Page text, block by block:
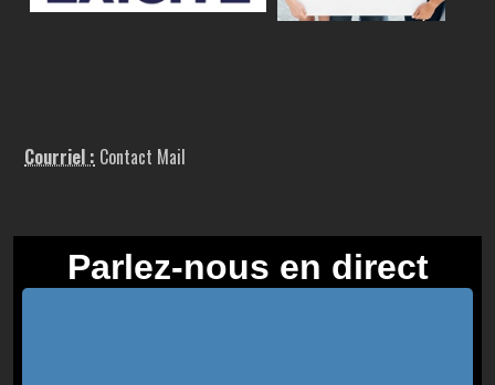
Courriel : Contact Mail